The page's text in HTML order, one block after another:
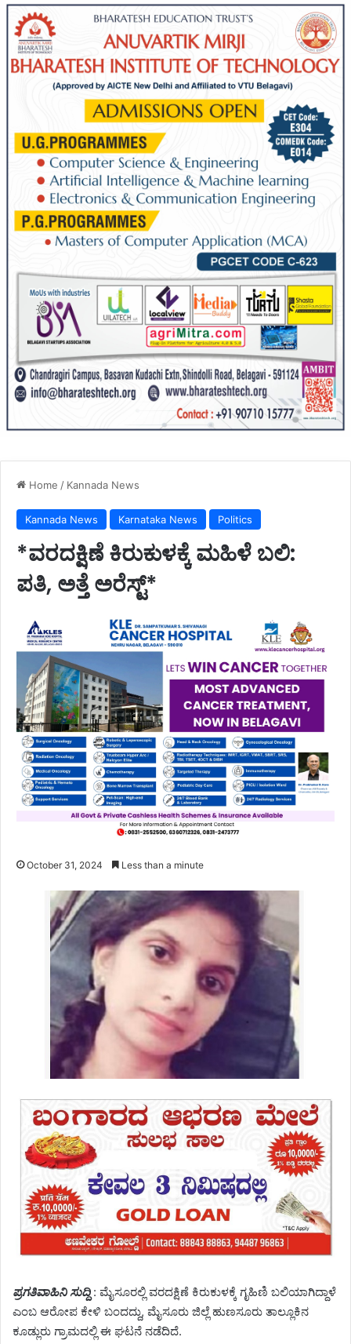
Home / Kannada News
Kannada News Karnataka News Politics
*ವರದಕ್ಷಿಣೆ ಕಿರುಕುಳಕ್ಕೆ ಮಹಿಳೆ ಬಲಿ:
ಪತಿ, ಅತ್ತೆ ಅರೆಸ್ಟ್*
October 31, 2024 Less than a minute
ಪ್ರಗತಿವಾಹಿನಿ ಸುದ್ದಿ : ಮೈಸೂರಲ್ಲಿ ವರದಕ್ಷಿಣೆ ಕಿರುಕುಳಕ್ಕೆ ಗೃಹಿಣಿ ಬಲಿಯಾಗಿದ್ದಾಳೆ
ಎಂಬ ಆರೋಪ ಕೇಳಿ ಬಂದದ್ದು, ಮೈಸೂರು ಜಿಲ್ಲೆ ಹುಣಸೂರು ತಾಲ್ಲೂಕಿನ
ಕೂಡ್ಲುರು ಗ್ರಾಮದಲ್ಲಿ ಈ ಘಟನೆ ನಡೆದಿದೆ.